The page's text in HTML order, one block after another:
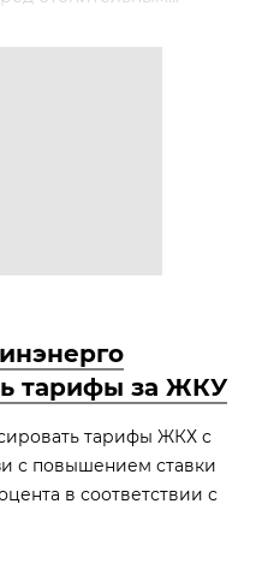
тарифы за ЖКУ
тарифы ЖКХ с
с повышением ставки
в соответствии с